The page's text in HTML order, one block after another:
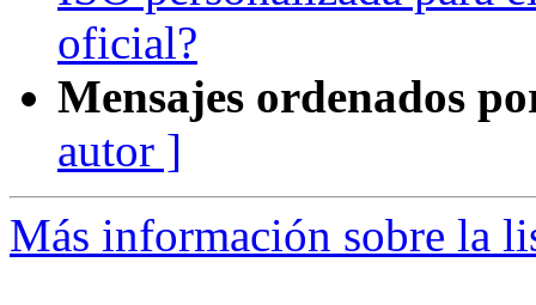
oficial?
Mensajes ordenados
autor ]
Más información sobre la